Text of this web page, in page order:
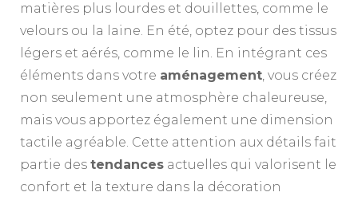
matières plus lourdes et douillettes, comme le
velours ou la laine. En été, optez pour des tissus
légers et aérés, comme le lin. En intégrant ces
éléments dans votre aménagement, vous créez
non seulement une atmosphère chaleureuse,
mais vous apportez également une dimension
tactile agréable. Cette attention aux détails fait
partie des tendances actuelles qui valorisent le
confort et la texture dans la décoration